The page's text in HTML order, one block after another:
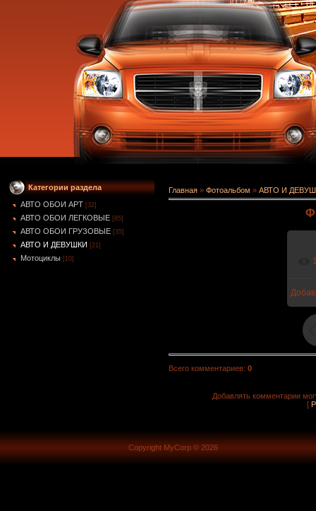
Категории раздела
АВТО ОБОИ АРТ [32]
АВТО ОБОИ ЛЕГКОВЫЕ [85]
АВТО ОБОИ ГРУЗОВЫЕ [35]
АВТО И ДЕВУШКИ [21]
Мотоциклы [10]
Главная » Фотоальбом » АВТО И
Всего комментариев: 0
Добавлять комментарии
[
Copyright MyCorp © 2026